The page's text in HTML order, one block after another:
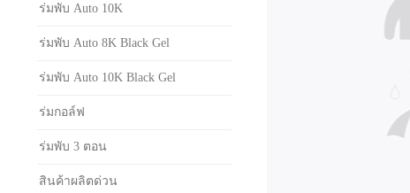
ร่มพับ Auto 10K
ร่มพับ Auto 8K Black Gel
ร่มพับ Auto 10K Black Gel
ร่มกอล์ฟ
ร่มพับ 3 ตอน
สินค้าผลิตด่วน